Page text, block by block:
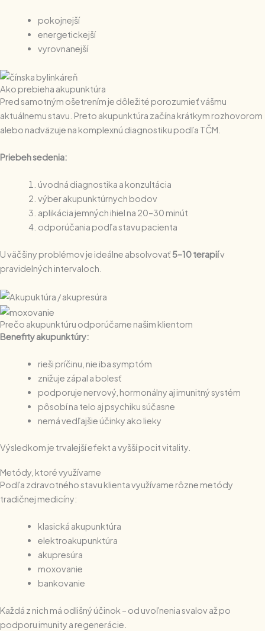
pokojnejší
energetickejší
vyrovnanejší
Ako prebieha akupunktúra
Pred samotným ošetrením je dôležité porozumieť vášmu
aktuálnemu stavu. Preto akupunktúra začína krátkym rozhovorom
alebo nadväzuje na komplexnú diagnostiku podľa TČM.
Priebeh sedenia:
úvodná diagnostika a konzultácia
výber akupunktúrnych bodov
aplikácia jemných ihiel na 20–30 minút
odporúčania podľa stavu pacienta
U väčšiny problémov je ideálne absolvovať 5–10 terapiív
pravidelných intervaloch.
Prečo akupunktúru odporúčame našim klientom
Benefity akupunktúry:
rieši príčinu, nie iba symptóm
znižuje zápal a bolesť
podporuje nervový, hormonálny aj imunitný systém
pôsobí na telo aj psychiku súčasne
nemá vedľajšie účinky ako lieky
Výsledkom je trvalejší efekt a vyšší pocit vitality.
Metódy, ktoré využívame
Podľa zdravotného stavu klienta využívame rôzne metódy
tradičnej medicíny:
klasická akupunktúra
elektroakupunktúra
akupresúra
moxovanie
bankovanie
Každá z nich má odlišný účinok – od uvoľnenia svalov až po
podporu imunity a regenerácie.